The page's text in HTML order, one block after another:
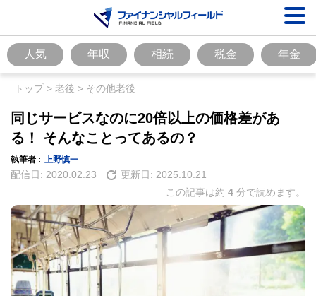
人気 年収 相続 税金 年金
トップ> 老後 > その他老後
同じサービスなのに20倍以上の価格差があ
る！ そんなことってあるの？
執筆者 : 上野慎一
配信日: 2020.02.23 更新日: 2025.10.21
この記事は約 4 分で読めます。